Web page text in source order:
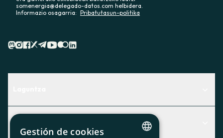
somenergia@delegado-datos.com helbidera.
Informazio osagarria: Pribatutasun-politika
Aurkitu zerbitzurik egokiena zuretzat
Gestión de cookies